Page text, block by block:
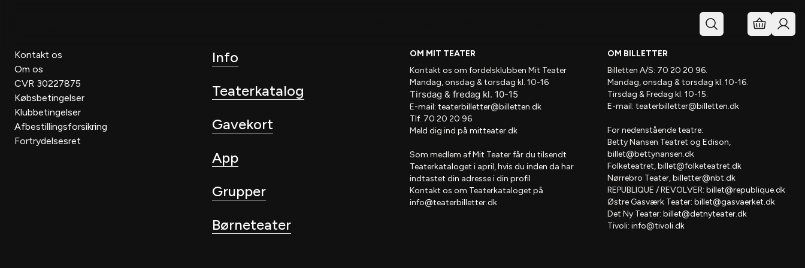
Kontakt os
Om os
CVR 30227875
Købsbetingelser
Klubbetingelser
Afbestillingsforsikring
Fortrydelsesret
Info
Teaterkatalog
Gavekort
App
Grupper
Børneteater
OM MIT TEATER
Kontakt os om fordelsklubben Mit Teater
Mandag, onsdag & torsdag kl. 10-16
Tirsdag & fredag kl. 10-15
E-mail: teaterbilletter@billetten.dk
Tlf. 70 20 20 96
Meld dig ind på mitteater.dk
Som medlem afMit Teaterfår du tilsendt
Teaterkataloget i april, hvis du inden da har
indtastet din adresse i din profil
Kontakt os om Teaterkataloget på
info@teaterbilletter.dk
OM BILLETTER
Billetten A/S: 70 20 20 96.
Mandag, onsdag & torsdag kl. 10-16.
Tirsdag & Fredag kl. 10-15.
E-mail: teaterbilletter@billetten.dk
For nedenstående teatre:
Betty Nansen Teatret og Edison,
billet@bettynansen.dk
Folketeatret,billet@folketeatret.dk
Nørrebro Teater,billetter@nbt.dk
REPUBLIQUE / REVOLVER: billet@republique.dk
Østre Gasværk Teater: billet@gasvaerket.dk
Det Ny Teater: billet@detnyteater.dk
Tivoli: info@tivoli.dk